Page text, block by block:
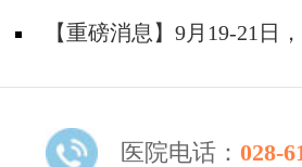
题！
天坛&首钢医院两大专家蓉城
【重磅消息】9月19-21日
医院电话： 028-